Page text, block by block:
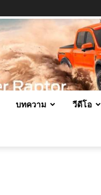
บทความ วีดีโอ